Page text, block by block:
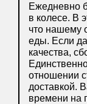
Ежедневно
в колесе. В
что нашему
еды. Если
качества,
отношении
доставкой.
времени на